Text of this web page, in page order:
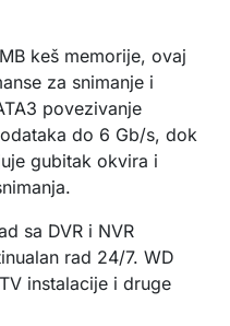
keš memorije, ovaj
za snimanje i
povezivanje
do 6 Gb/s, dok
gubitak okvira i
sa DVR i NVR
rad 24/7. WD
instalacije i druge